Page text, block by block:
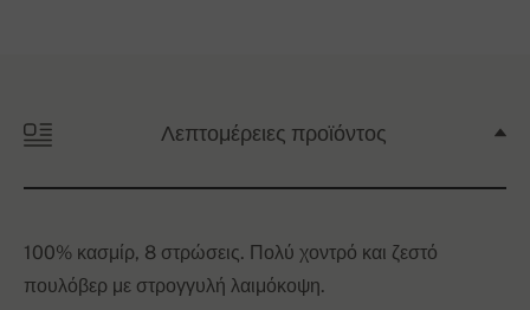
Λεπτομέρειες προϊόντος
100% κασμίρ, 8 στρώσεις. Πολύ χοντρό και ζεστό
πουλόβερ με στρογγυλή λαιμόκοψη.